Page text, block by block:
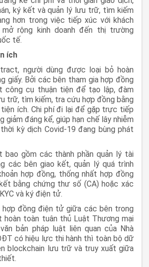
ký kết và quản lý lưu trữ, tìm kiếm
hơn trong việc tiếp xúc với khách
mở rộng kinh doanh đến thị trường
tế.
ích
người dùng được loại bỏ hoàn
giấy. Bởi các bên tham gia hợp đồng
công cụ thuận tiện để tạo lập, đàm
trữ, tìm kiếm, tra cứu hợp đồng bằng
ích. Chi phí đi lại để gặp trực tiếp
giảm đáng kể, giúp hạn chế lây nhiễm
kỳ dịch Covid-19 đang bùng phát
bao gồm các thành phần quản lý tài
các bên giao kết, quản lý quá trình
hợp đồng, thống nhất hợp đồng
bằng chứng thư số (CA) hoặc xác
và ký điện tử.
hợp đồng điện tử giữa các bên trong
hoàn toàn tuân thủ Luật Thương mại
bản pháp luật liên quan của Nhà
có hiệu lực thi hành thì toàn bộ dữ
blockchain lưu trữ và truy xuất giữa